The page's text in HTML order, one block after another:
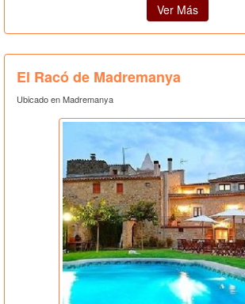
Ver Más
El Racó de Madremanya
Ubicado en Madremanya